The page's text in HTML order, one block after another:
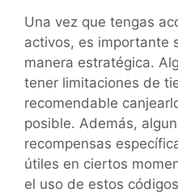
Una vez que tengas
activos, es importante
manera estratégica.
tener limitaciones de
recomendable
posible. Además,
recompensas
útiles en ciertos
el uso de estos